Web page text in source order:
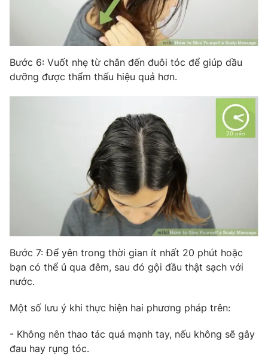
Bước 6: Vuốt nhẹ từ chân đến đuôi tóc để giúp dầu
dưỡng được thẩm thấu hiệu quả hơn.
Bước 7: Để yên trong thời gian ít nhất 20 phút hoặc
bạn có thể ủ qua đêm, sau đó gội đầu thật sạch với
nước.
Một số lưu ý khi thực hiện hai phương pháp trên:
- Không nên thao tác quá mạnh tay, nếu không sẽ gây
đau hay rụng tóc.